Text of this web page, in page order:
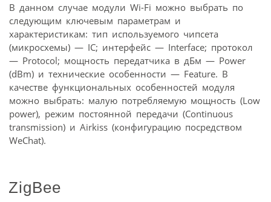
В данном случае модули Wi-Fi можно выбрать по
следующим ключевым параметрам и
характеристикам: тип используемого чипсета
(микросхемы) — IC; интерфейс — Interface; протокол
— Protocol; мощность передатчика в дБм — Power
(dBm) и технические особенности — Feature. В
качестве функциональных особенностей модуля
можно выбрать: малую потребляемую мощность (Low
power), режим постоянной передачи (Continuous
transmission) и Airkiss (конфигурацию посредством
WeChat).
ZigBee